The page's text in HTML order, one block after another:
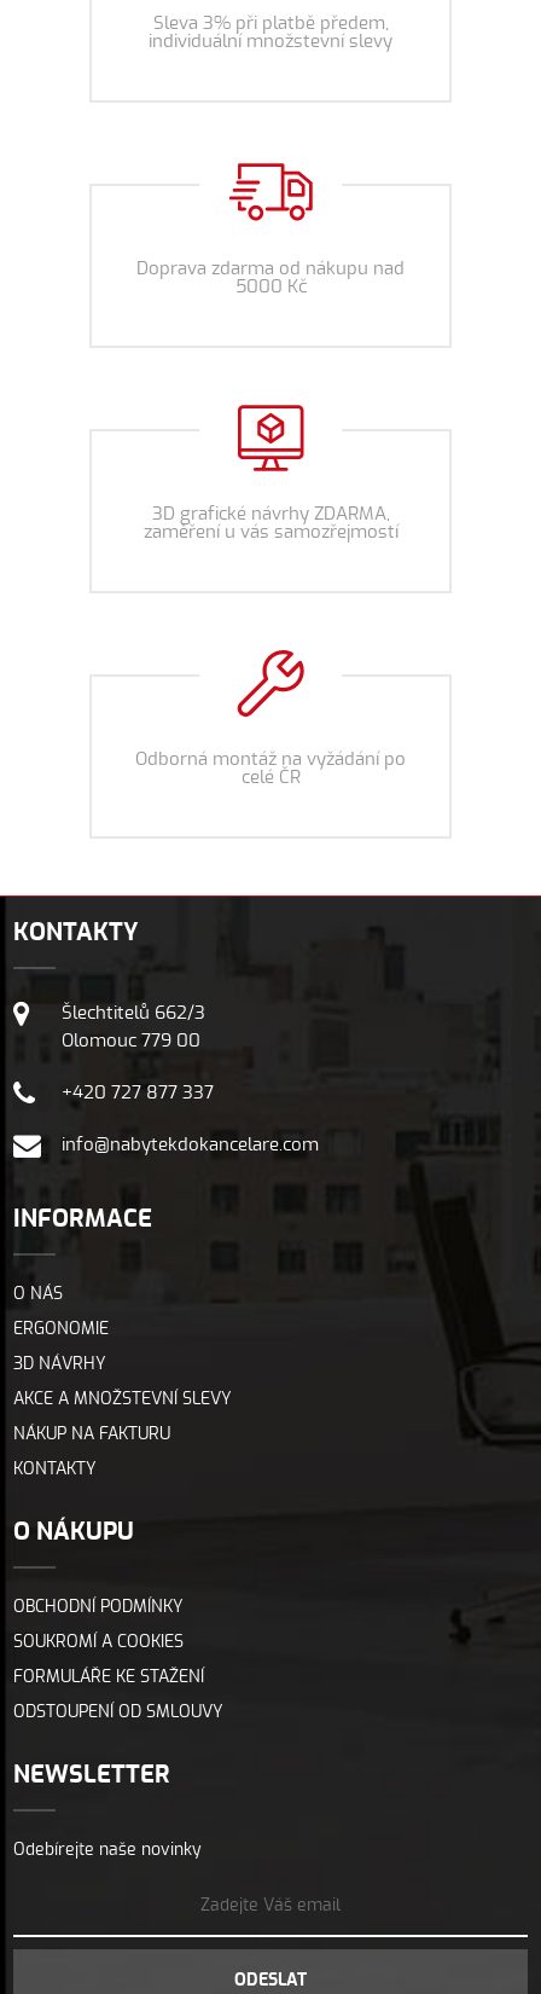
Sleva 3% při platbě předem,
individuální množstevní slevy
Doprava zdarma od nákupu nad
5000 Kč
3D grafické návrhy ZDARMA,
zaměření u vás samozřejmostí
Odborná montáž na vyžádání po
celé ČR
KONTAKTY
Šlechtitelů 662/3
Olomouc 779 00
+420 727 877 337
info@nabytekdokancelare.com
INFORMACE
O NÁS
ERGONOMIE
3D NÁVRHY
AKCE A MNOŽSTEVNÍ SLEVY
NÁKUP NA FAKTURU
KONTAKTY
O NÁKUPU
OBCHODNÍ PODMÍNKY
SOUKROMÍ A COOKIES
FORMULÁŘE KE STAŽENÍ
ODSTOUPENÍ OD SMLOUVY
NEWSLETTER
Odebírejte naše novinky
ODESLAT